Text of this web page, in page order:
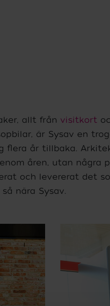
allt från visitkort
är Sysav en
flera år tillbaka.
åren, utan några
och levererat det
nära Sysav.